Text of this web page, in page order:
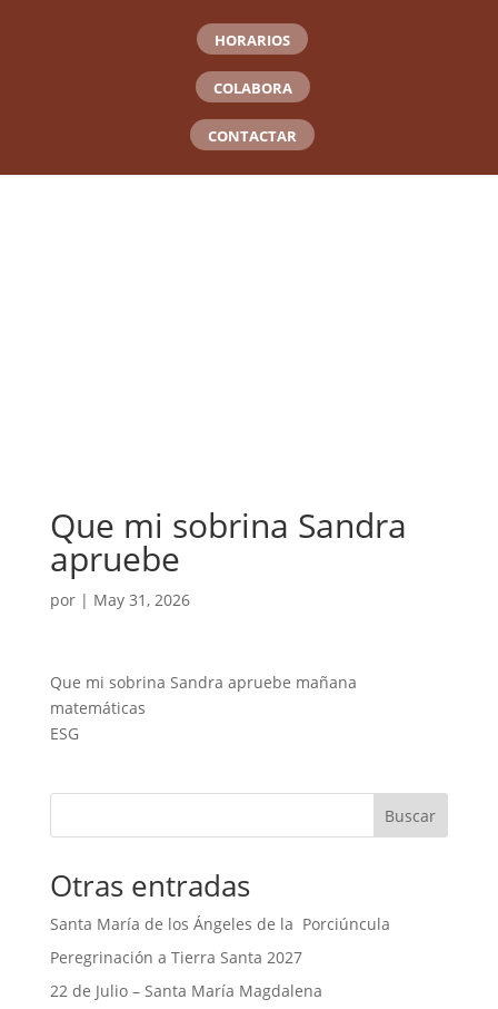
HORARIOS
COLABORA
CONTACTAR
Que mi sobrina Sandra
apruebe
por | May 31, 2026
Que mi sobrina Sandra apruebe mañana
matemáticas
ESG
Buscar
Otras entradas
Santa María de los Ángeles de la Porciúncula
Peregrinación a Tierra Santa 2027
22 de Julio – Santa María Magdalena